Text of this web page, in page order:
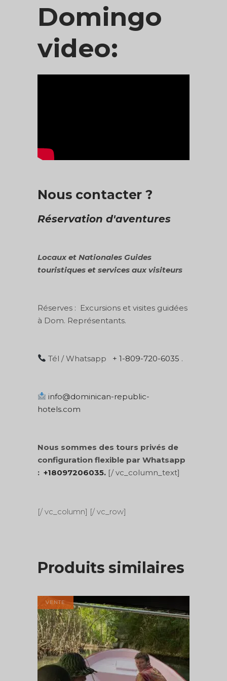
Domingo
video:
Nous contacter ?
Réservation d'aventures
Locauxet Nationales Guides
touristiques et services aux visiteurs
Réserves : Excursions et visites guidées
à Dom. Représentants.
Tél / Whatsapp + 1-809-720-6035 .
info@dominican-republic-
hotels.com
Nous sommes des tours privés de
configuration flexible par Whatsapp
: +18097206035. [/ vc_column_text]
[/ vc_column] [/ vc_row]
Produits similaires
VENTE